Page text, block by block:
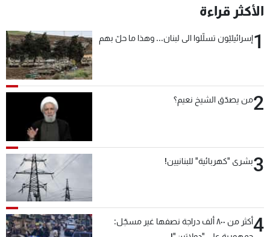
الأكثر قراءة
1إسرائيليّون تسلّلوا الى لبنان... وهذا ما حلّ بهم
2من يصدّق الشيخ نعيم؟
3بشرى "كهربائية" للبنانيين!
4
أكثر من ٨٠٠ ألف دراجة نصفها غير مسجّل:
الإنـتـاج
سياسة الخصوصية